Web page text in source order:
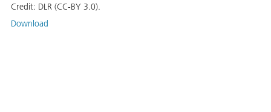
Credit: DLR (CC-BY 3.0).
Download